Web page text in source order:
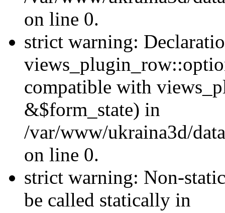
on line 0.
strict warning:
compatible with
&$form_state) in
/var/www/ukraina3d/
on line 0.
strict warning: Non-
be called statically in